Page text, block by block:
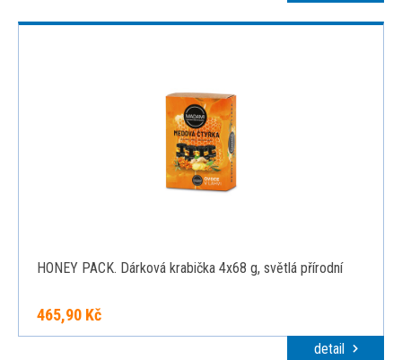
HONEY PACK. Dárková krabička 4x68 g, světlá přírodní
465,90 Kč
detail